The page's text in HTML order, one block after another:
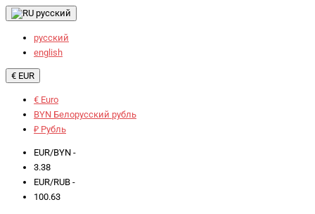
русский
русский
english
€ EUR
€ Euro
BYN Белорусский рубль
₽ Рубль
EUR/BYN -
3.38
EUR/RUB -
100.63